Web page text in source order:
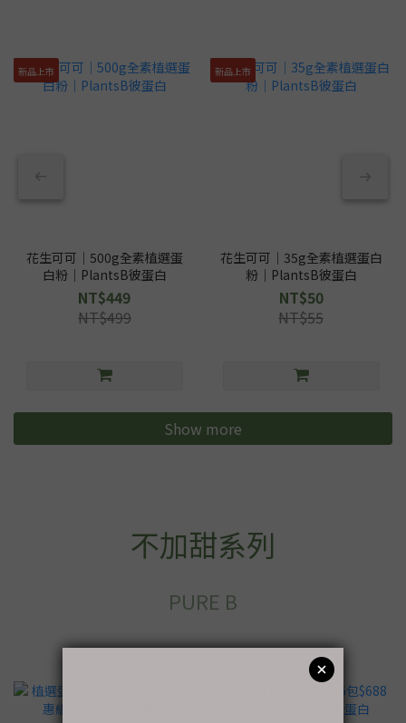
新品上市
花生可可｜500g全素植選蛋
白粉｜PlantsB彼蛋白
NT$449
NT$499
新品上市
花生可可｜35g全素植選蛋白
粉｜PlantsB彼蛋白
NT$50
NT$55
Show more
不加甜系列
PURE B